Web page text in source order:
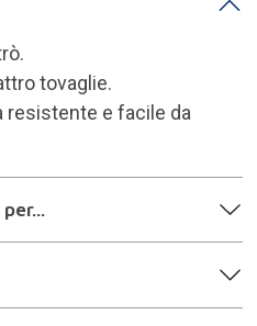
tovaglie.
resistente e facile da